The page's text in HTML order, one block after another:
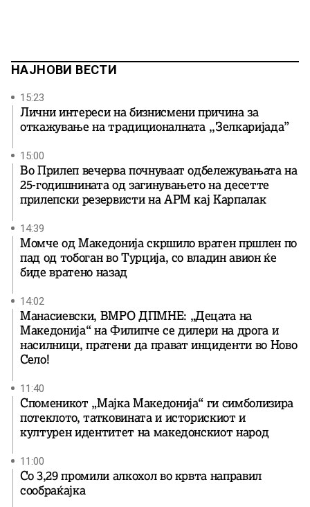
НАЈНОВИ ВЕСТИ
15:23
Лични интереси на бизнисмени причина за
откажување на традиционалната ,,Зелкаријада”
15:00
Во Прилеп вечерва почнуваат одбележувањата на
25-годишнината од загинувањето на десетте
прилепски резервисти на АРМ кај Карпалак
14:39
Момче од Македонија скршило вратен пршлен по
пад од тобоган во Турција, со владин авион ќе
биде вратенo назад
14:02
Манасиевски, ВМРО ДПМНЕ: „Децата на
Македонија“ на Филипче се дилери на дрога и
насилници, пратени да прават инциденти во Ново
Село!
11:40
Споменикот „Мајка Македонија“ ги симболизира
потеклото, татковината и историскиот и
културен идентитет на македонскиот народ
11:00
Со 3,29 промили алкохол во крвта направил
сообраќајка